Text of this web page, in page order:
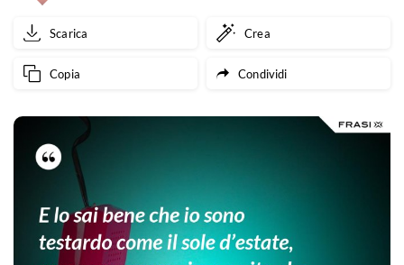
Scarica Crea
Copia Condividi